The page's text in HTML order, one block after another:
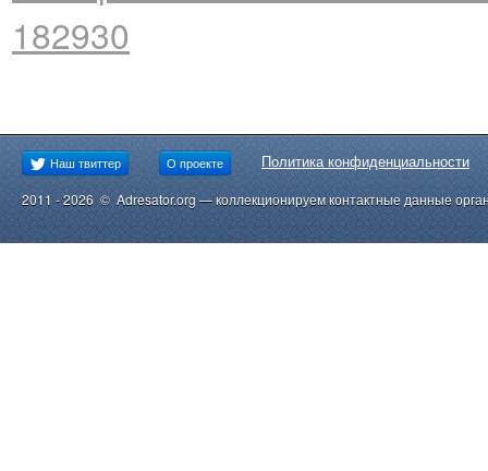
182930
Наш твиттер О проекте Политика конфиденциальности
2011 - 2026 © Adresator.org — коллекционируем контактные данные